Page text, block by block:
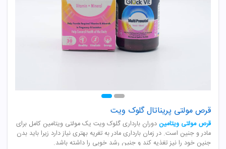
قرص مولتی پریناتال گلوک ویت
قرص مولتی ویتامیندوران بارداری گلوک ویت یک مولتی ویتامین کامل برای
مادر و جنین است. در زمان بارداری مادر به تغریه بهتری نیاز دارد زیرا باید بدن
جنین خود را نیز تغذیه کند و جنین رشد خوبی را داشته باشد.